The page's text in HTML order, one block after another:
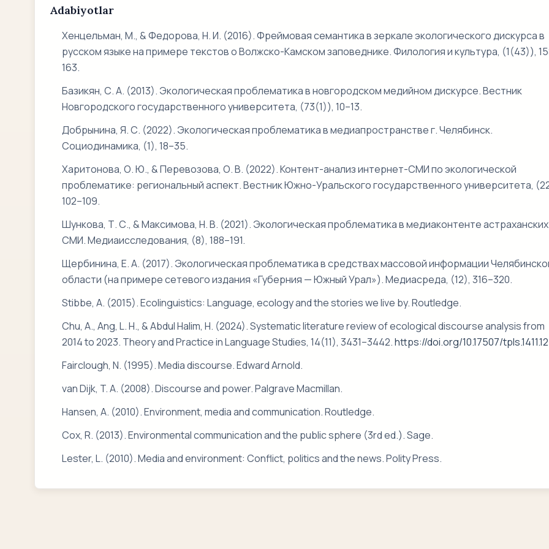
Adabiyotlar
Хенцельман, М., & Федорова, Н. И. (2016). Фреймовая семантика в зеркале экологического дискурса в
русском языке на примере текстов о Волжско-Камском заповеднике. Филология и культура, (1(43)),
163.
Базикян, С. А. (2013). Экологическая проблематика в новгородском медийном дискурсе. Вестник
Новгородского государственного университета, (73(1)), 10–13.
Добрынина, Я. С. (2022). Экологическая проблематика в медиапространстве г. Челябинск.
Социодинамика, (1), 18–35.
Харитонова, О. Ю., & Перевозова, О. В. (2022). Контент-анализ интернет-СМИ по экологической
проблематике: региональный аспект. Вестник Южно-Уральского государственного университета,
102–109.
Шункова, Т. С., & Максимова, Н. В. (2021). Экологическая проблематика в медиаконтенте астраханских
СМИ. Медиаисследования, (8), 188–191.
Щербинина, Е. А. (2017). Экологическая проблематика в средствах массовой информации
области (на примере сетевого издания «Губерния — Южный Урал»). Медиасреда, (12), 316–320.
Stibbe, A. (2015). Ecolinguistics: Language, ecology and the stories we live by. Routledge.
Chu, A., Ang, L. H., & Abdul Halim, H. (2024). Systematic literature review of ecological discourse analysis from
2014 to 2023. Theory and Practice in Language Studies, 14(11), 3431–3442.https://doi.org/10.17507/tpls.1411.12
Fairclough, N. (1995). Media discourse. Edward Arnold.
van Dijk, T. A. (2008). Discourse and power. Palgrave Macmillan.
Hansen, A. (2010). Environment, media and communication. Routledge.
Cox, R. (2013). Environmental communication and the public sphere (3rd ed.). Sage.
Lester, L. (2010). Media and environment: Conflict, politics and the news. Polity Press.